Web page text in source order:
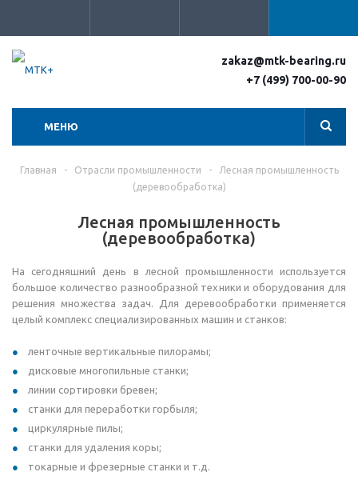
zakaz@mtk-bearing.ru
+7 (499) 700-00-90
МЕНЮ
Главная - Отрасли промышленности -
Лесная промышленность
(деревообработка)
Лесная промышленность
(деревообработка)
На сегодняшний день в лесной промышленности используется
большое количество разнообразной техники и оборудования для
решения множества задач. Для деревообработки применяется
целый комплекс специализированных машин и станков:
ленточные вертикальные пилорамы;
дисковые многопильные станки;
линии сортировки бревен;
станки для переработки горбыля;
циркулярные пилы;
станки для удаления коры;
токарные и фрезерные станки и т.д.